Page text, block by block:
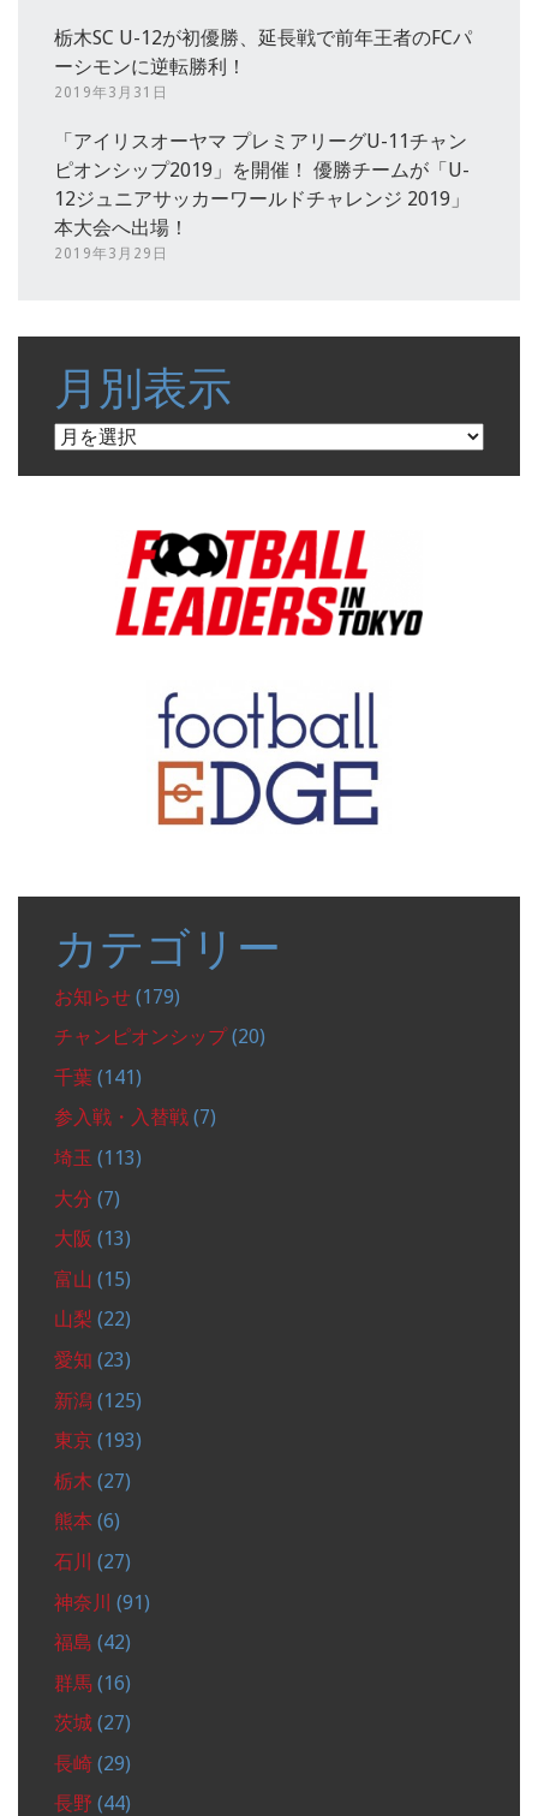
栃木SC U-12が初優勝、延長戦で前年王者のFCパ
ーシモンに逆転勝利！
2019年3月31日
「アイリスオーヤマ プレミアリーグU-11チャン
ピオンシップ2019」を開催！ 優勝チームが「U-
12ジュニアサッカーワールドチャレンジ 2019」
本大会へ出場！
2019年3月29日
月別表示
月
カテゴリー
お知らせ (179)
チャンピオンシップ(20)
千葉 (141)
参入戦・入替戦 (7)
埼玉 (113)
大分 (7)
大阪 (13)
富山 (15)
山梨 (22)
愛知 (23)
新潟 (125)
東京 (193)
栃木 (27)
熊本 (6)
石川 (27)
神奈川 (91)
福島 (42)
群馬 (16)
茨城 (27)
長崎 (29)
長野 (44)